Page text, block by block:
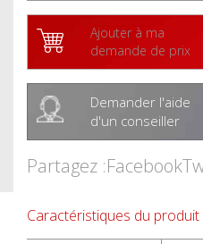
Ajouter à ma
demande de prix
Demander l'aide
d'un conseiller
Partagez :Facebook
Caractéristiques du produit